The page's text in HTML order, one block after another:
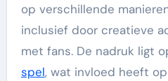
op verschillende
inclusief door creatieve
met fans. De nadruk ligt
spel, wat invloed heeft